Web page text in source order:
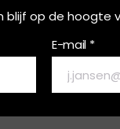
blijf op de
E-mail *